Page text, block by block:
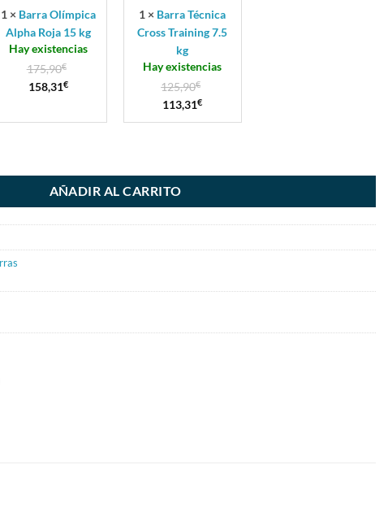
1 × Barra Olímpica
Alpha Roja 15 kg
Hay existencias
175,90€
158,31€
1 × Barra Técnica
Cross Training 7.5
kg
Hay existencias
125,90€
113,31€
AÑADIR AL CARRITO